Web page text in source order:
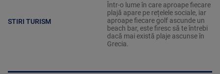
STIRI TURISM
Într-o lume în care aproape fiecare
plajă apare pe rețelele sociale, iar
aproape fiecare golf ascunde un
beach bar, este firesc să te întrebi
dacă mai există plaje ascunse în
Grecia.